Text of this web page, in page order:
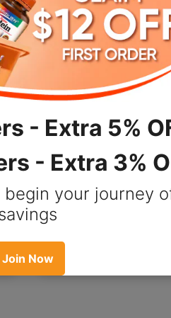
奥米加-3 鱼油
源自凤尾鱼、沙丁鱼、鲭
3。支持健康、认知功能